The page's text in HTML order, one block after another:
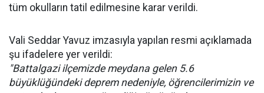
tüm okulların tatil edilmesine karar verildi.
Vali Seddar Yavuz imzasıyla yapılan resmi açıklamada
şu ifadelere yer verildi:
"Battalgazi ilçemizde meydana gelen 5.6
büyüklüğündeki deprem nedeniyle, öğrencilerimizin ve